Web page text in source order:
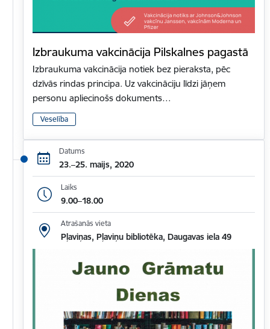
Izbraukuma vakcinācija Pilskalnes pagastā
Izbraukuma vakcinācija notiek bez pieraksta, pēc
dzīvās rindas principa. Uz vakcināciju līdzi jāņem
personu apliecinošs dokuments…
Veselība
Datums
23.–25. maijs, 2020
Laiks
9.00–18.00
Atrašanās vieta
Pļaviņas, Pļaviņu bibliotēka, Daugavas iela 49